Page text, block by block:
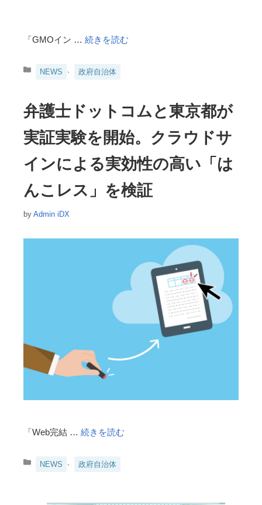
「GMOイン … 続きを読む
カ
リ
ー
NEWS 政府自治体
弁護士ドットコムと東京都が
実証実験を開始。クラウドサ
インによる実効性の高い「は
んこレス」を検証
by Admin iDX
「Web完結 … 続きを読む
カNEWS 、 政府自治体